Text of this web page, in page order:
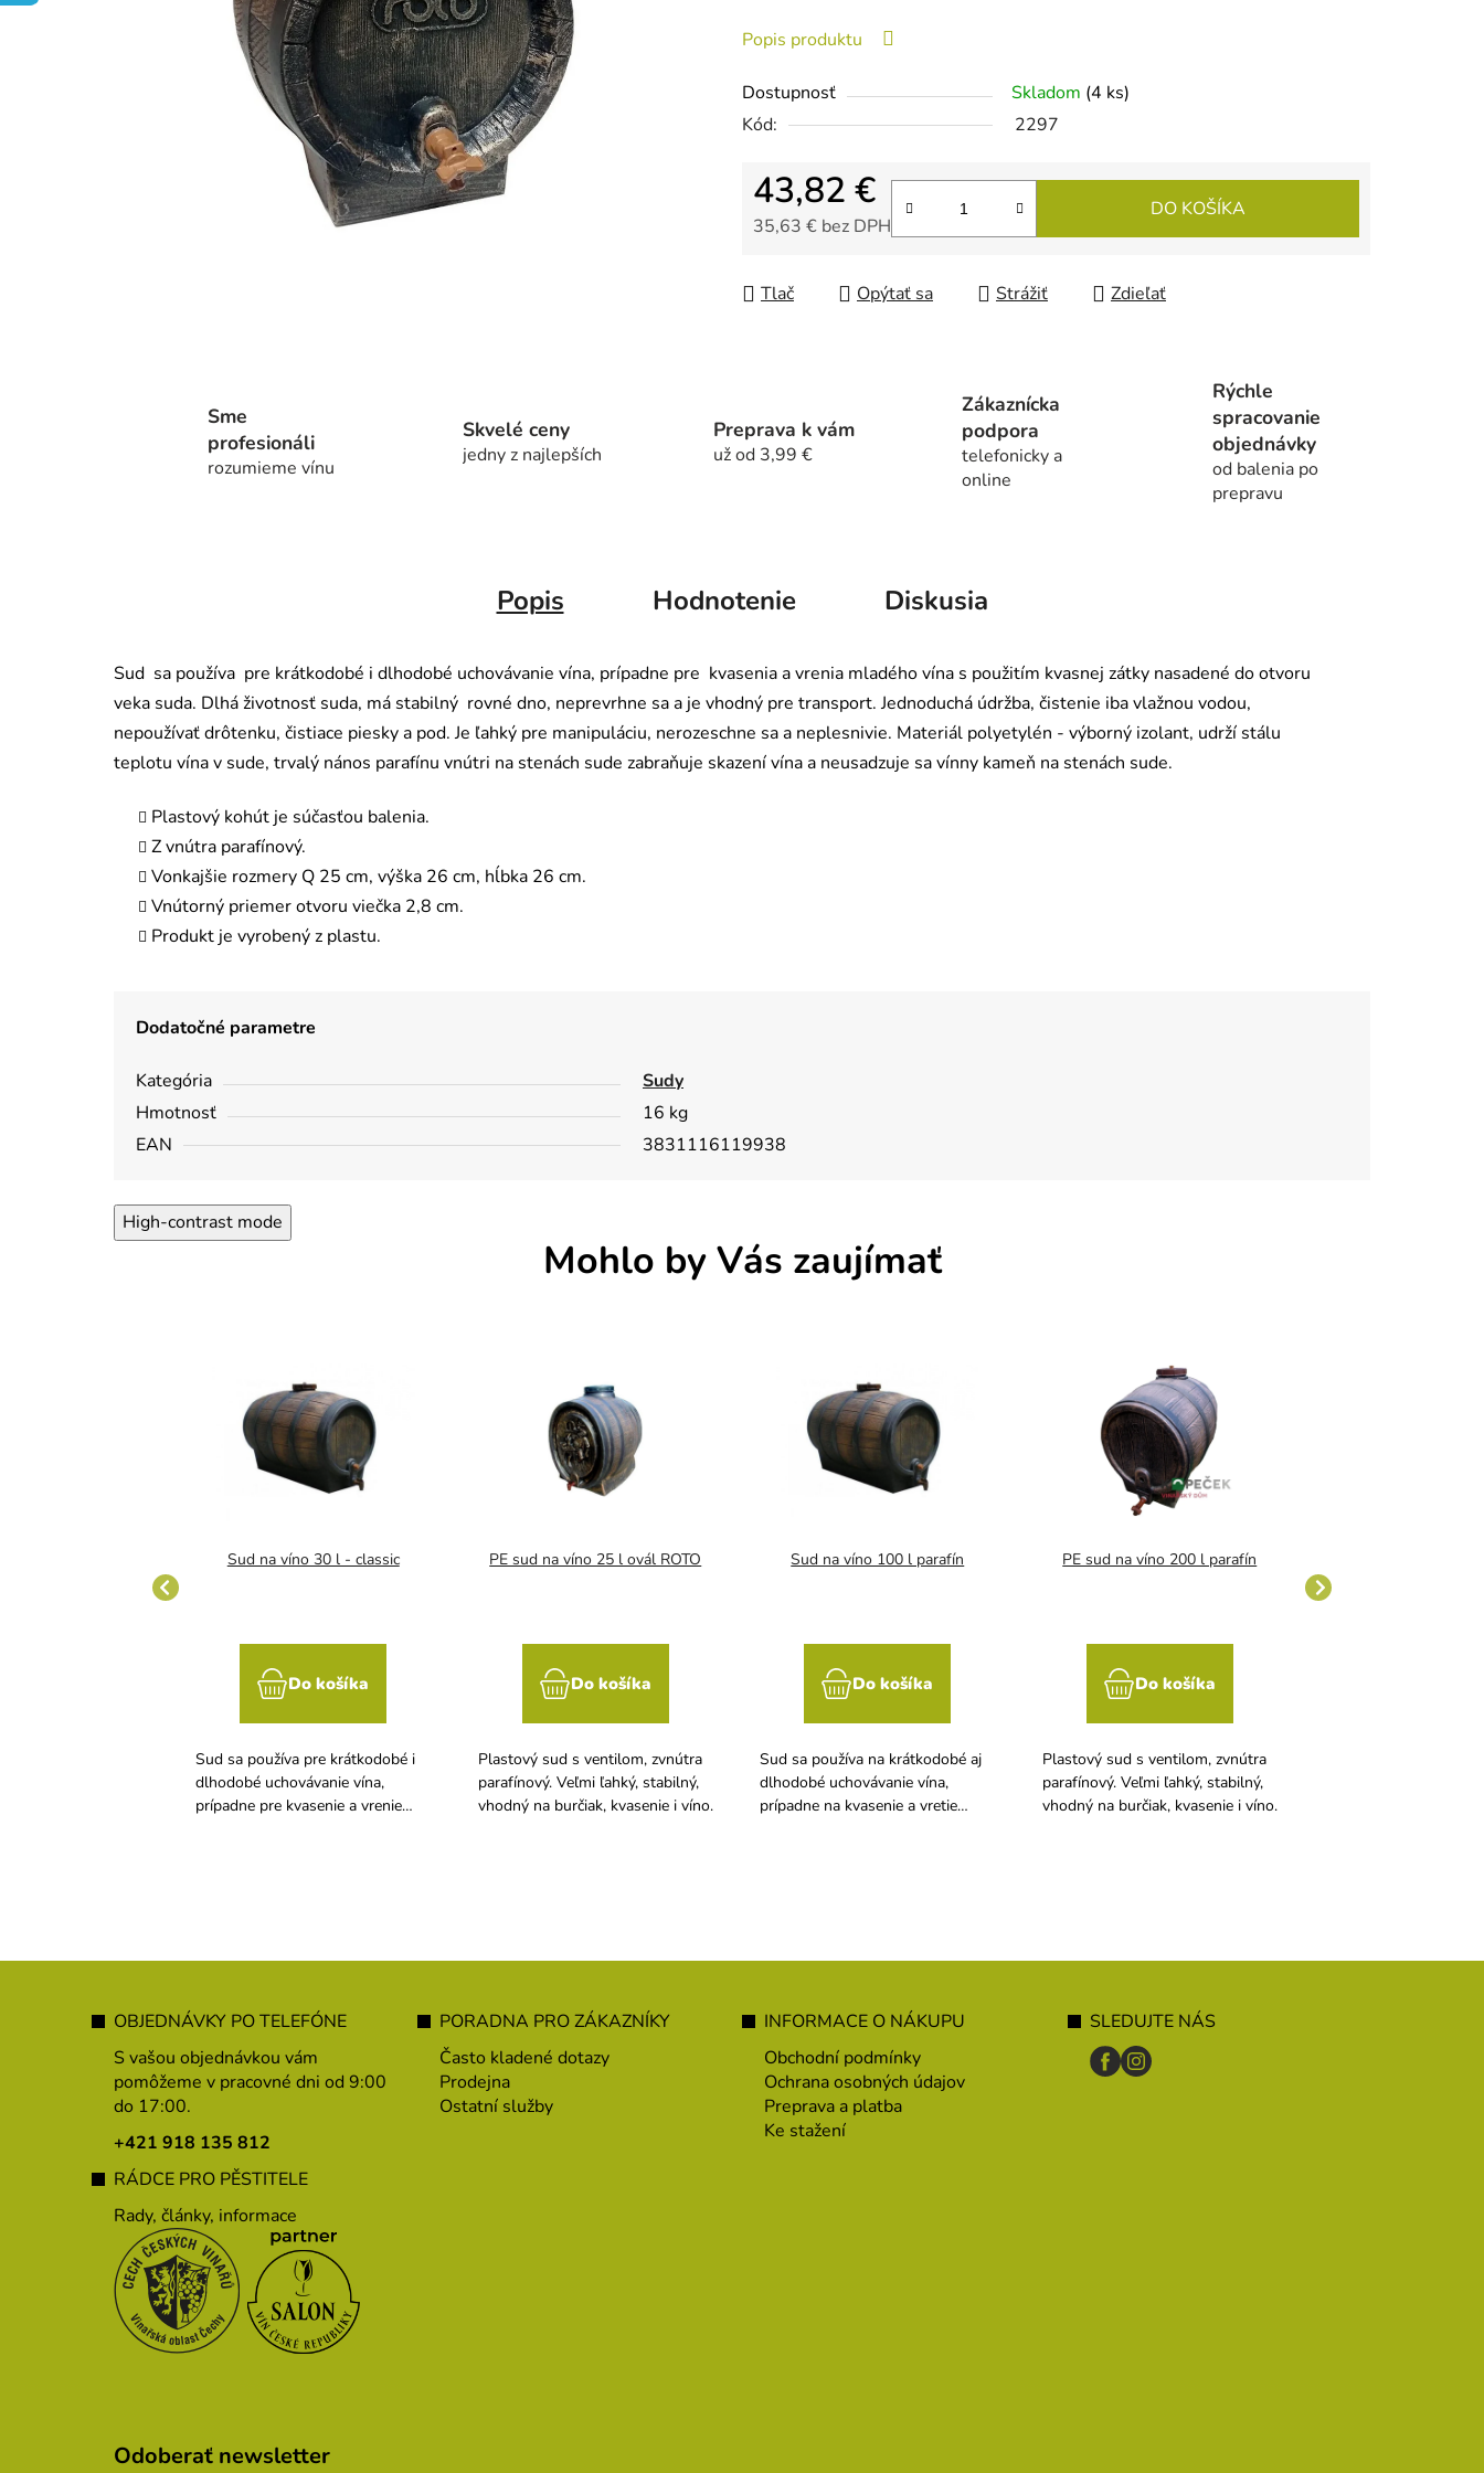
5
hviezdičiek.
Popis produktu
Dostupnosť Skladom (4 ks)
Kód:
2297
43,82 €
35,63 € bez DPH
DO KOŠÍKA
Tlač Opýtať sa Strážiť Zdieľať
Sme
profesionáli
rozumieme vínu
Skvelé ceny
jedny z najlepších
Preprava k vám
už od 3,99 €
Zákaznícka
podpora
telefonicky a
online
Rýchle
spracovanie
objednávky
od balenia po
prepravu
Popis Hodnotenie Diskusia
Sud sa používa pre krátkodobé i dlhodobé uchovávanie vína, prípadne pre kvasenia a vrenia mladého vína s použitím kvasnej zátky nasadené do otvoru
veka suda. Dlhá životnosť suda, má stabilný rovné dno, neprevrhne sa a je vhodný pre transport. Jednoduchá údržba, čistenie iba vlažnou vodou,
nepoužívať drôtenku, čistiace piesky a pod. Je ľahký pre manipuláciu, nerozeschne sa a neplesnivie. Materiál polyetylén - výborný izolant, udrží stálu
teplotu vína v sude, trvalý nános parafínu vnútri na stenách sude zabraňuje skazení vína a neusadzuje sa vínny kameň na stenách sude.
Plastový kohút je súčasťou balenia.
Z vnútra parafínový.
Vonkajšie rozmery Q 25 cm, výška 26 cm, hĺbka 26 cm.
Vnútorný priemer otvoru viečka 2,8 cm.
Produkt je vyrobený z plastu.
Dodatočné parametre
Kategória
Sudy
Hmotnosť
16 kg
EAN
3831116119938
High-contrast mode
Mohlo by Vás zaujímať
Sud na víno 30 l - classic
Do košíka
Sud sa používa pre krátkodobé i
dlhodobé uchovávanie vína,
prípadne pre kvasenie a vrenie
PE sud na víno 25 l ovál ROTO
Do košíka
Plastový sud s ventilom, zvnútra
parafínový. Veľmi ľahký, stabilný,
vhodný na burčiak, kvasenie i víno.
Sud na víno 100 l parafín
Do košíka
Sud sa používa na krátkodobé aj
dlhodobé uchovávanie vína,
prípadne na kvasenie a vretie
PE sud na víno 200 l parafín
Do košíka
Plastový sud s ventilom, zvnútra
parafínový. Veľmi ľahký, stabilný,
vhodný na burčiak, kvasenie i víno.
OBJEDNÁVKY PO TELEFÓNE
S vašou objednávkou vám
pomôžeme v pracovné dni od 9:00
do 17:00.
+421 918 135 812
RÁDCE PRO PĚSTITELE
Rady, články, informace
PORADNA PRO ZÁKAZNÍKY
Často kladené dotazy
Prodejna
Ostatní služby
INFORMACE O NÁKUPU
Obchodní podmínky
Ochrana osobných údajov
Preprava a platba
Ke stažení
SLEDUJTE NÁS
Odoberať newsletter